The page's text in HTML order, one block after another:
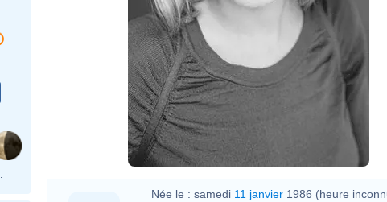
Née le : samedi 11 janvier 1986 (heure